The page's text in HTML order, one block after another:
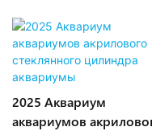
2025 Аквариум
аквариумов